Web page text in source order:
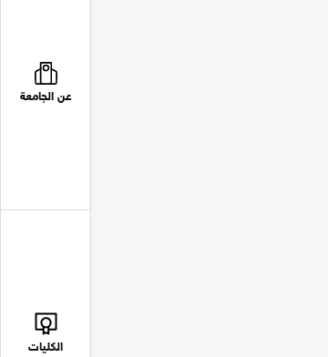
عن الجامعة
الكليات